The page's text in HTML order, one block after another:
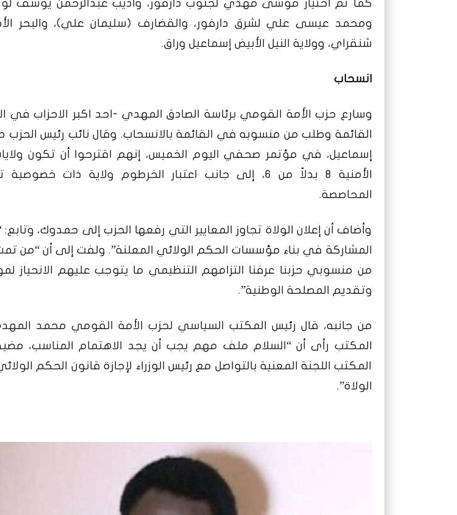
كما تم اختيار موسى مهدي لجنوب دارفور، وأديب عبدالرحمن يوسف
ومحمد عيسى علي لشرق دارفور، والقضارف (سليمان علي)، والبحر
شنقراي، وولاية النيل الأبيض إسماعيل وراق.
انسحاب
وسارع حزب الأمة القومي برئاسة الصادق المهدي -احد اكبر الاحزاب في
القائمة وطلب من منسوبه في القائمة بالانسحاب. وقال نائب رئيس
إسماعيل، في مؤتمر صحفي اليوم الخميس، إنهم اقترحوا أن تكون
الأمنية 8 بدلاً من 6، إلى جانب اعتبار الخرطوم ولاية ذات
المحاصصة.
وأضاف أن إعلان الولاة تجاوز المعايير التي رفعها الحزب إلى حمدوك، وتابع:
المشاركة في بناء مؤسسات الحكم الولائي المعلنة”. ولفت إلى أن “من
من منسوبي حزبنا عرفنا التزامهم التنظيمي ما يتوجب عليهم الانحياز
وتقديم المصلحة الوطنية”.
من جانبه، قال رئيس المكتب السياسي لحزب الأمة القومي محمد
المكتب رأى أن “السلام ملف مهم يجب أن يجد الاهتمام المناسب،
المكتب اللجنة المعنية بالتواصل مع رئيس الوزراء لإجازة قانون الحكم
الولاة”.